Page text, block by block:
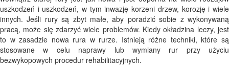
uszkodzeń i uszkodzeń, w tym inwazję korzeni drzew, korozję i wiele
innych. Jeśli rury są zbyt małe, aby poradzić sobie z wykonywaną
pracą, może się zdarzyć wiele problemów. Kiedy okładzina leczy, jest
to w zasadzie nowa rura w rurze. Istnieją różne techniki, które są
stosowane w celu naprawy lub wymiany rur przy użyciu
bezwykopowych procedur rehabilitacyjnych.